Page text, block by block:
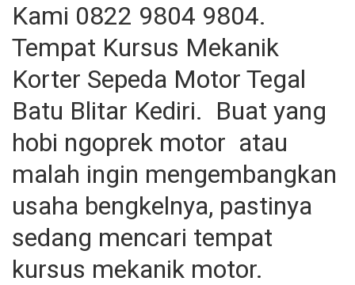
Kami 0822 9804 9804.
Tempat Kursus Mekanik
Korter Sepeda Motor Tegal
Batu Blitar Kediri. Buat yang
hobi ngoprek motor atau
malah ingin mengembangkan
usaha bengkelnya, pastinya
sedang mencari tempat
kursus mekanik motor.